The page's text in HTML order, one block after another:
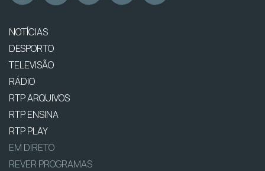
NOTÍCIAS
DESPORTO
TELEVISÃO
RÁDIO
RTP ARQUIVOS
RTP ENSINA
RTP PLAY
EM DIRETO
REVER PROGRAMAS